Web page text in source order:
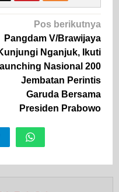
Pos berikutnya
Pangdam V/Brawijaya
Nganjuk, Ikuti
Nasional 200
Jembatan Perintis
Garuda Bersama
Presiden Prabowo